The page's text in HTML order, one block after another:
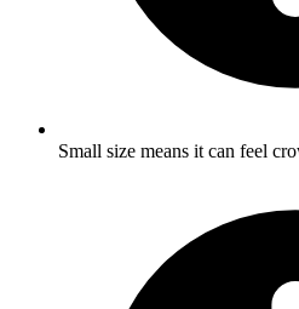
Small size means it can feel